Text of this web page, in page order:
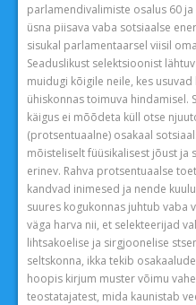
parlamendivalimiste osalus 60
üsna piisava vaba sotsiaalse
sisukal parlamentaarsel viisil
Seaduslikust selektsioonist
muidugi kõigile neile, kes
ühiskonnas toimuva hindamisel.
käigus ei mõõdeta küll otse
(protsentuaalne) osakaal
mõisteliselt füüsikalisest jõust ja
erinev. Rahva protsentuaalse
kandvad inimesed ja nende
suures kogukonnas juhtub vaba
väga harva nii, et selekteerijad
lihtsakoelise ja sirgjoonelise
seltskonna, ikka tekib
hoopis kirjum muster võimu
teostatajatest, mida kaunistab